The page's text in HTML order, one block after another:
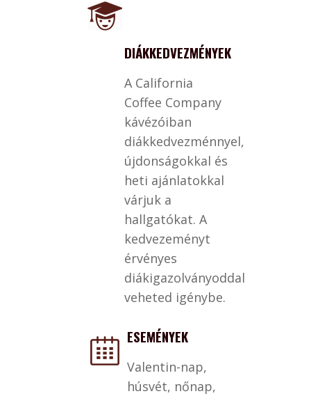
DIÁKKEDVEZMÉNYEK
A California
Coffee Company
kávézóiban
diákkedvezménnyel,
újdonságokkal és
heti ajánlatokkal
várjuk a
hallgatókat. A
kedvezeményt
érvényes
diákigazolványoddal
veheted igénybe.
ESEMÉNYEK
Valentin-nap,
húsvét, nőnap,